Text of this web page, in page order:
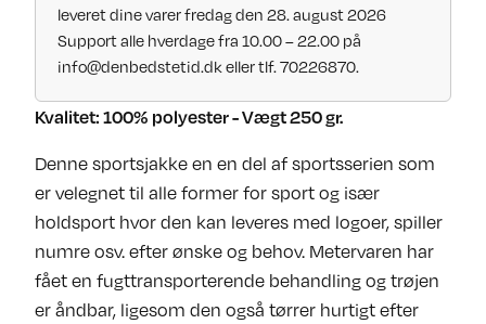
leveret dine varer fredag den 28. august 2026
Support alle hverdage fra 10.00 – 22.00 på
info@denbedstetid.dk eller tlf. 70226870.
Kvalitet: 100% polyester - Vægt 250 gr.
Denne sportsjakke en en del af sportsserien som
er velegnet til alle former for sport og især
holdsport hvor den kan leveres med logoer, spiller
numre osv. efter ønske og behov. Metervaren har
fået en fugttransporterende behandling og trøjen
er åndbar, ligesom den også tørrer hurtigt efter